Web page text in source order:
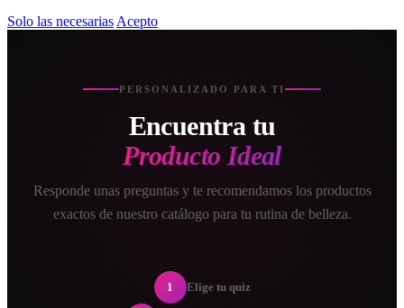
Solo las necesarias Acepto
PERSONALIZADO PARA TI
Encuentra tu
Producto Ideal
Responde unas preguntas y te recomendamos los productos
exactos de nuestro catálogo para tu rutina de belleza.
1 Elige tu quiz